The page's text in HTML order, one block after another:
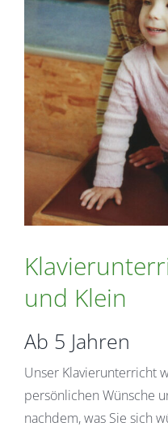
und Klein
Ab 5 Jahren
Unser Klavierunterricht
persönlichen Wünsche
nachdem, was Sie sich